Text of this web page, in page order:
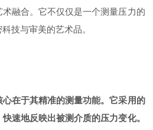
融合。它不仅仅是一个测量压力的
技与审美的艺术品。
心在于其精准的测量功能。它采用的
速地反映出被测介质的压力变化。